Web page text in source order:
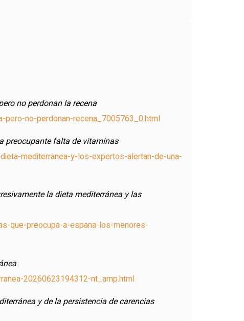
no perdonan la recena
no-perdonan-recena_7005763_0.html
preocupante falta de vitaminas
mediterranea-y-los-expertos-alertan-de-una-
la dieta mediterránea y las
que-preocupa-a-espana-los-menores-
20260623194312-nt_amp.html
y de la persistencia de carencias